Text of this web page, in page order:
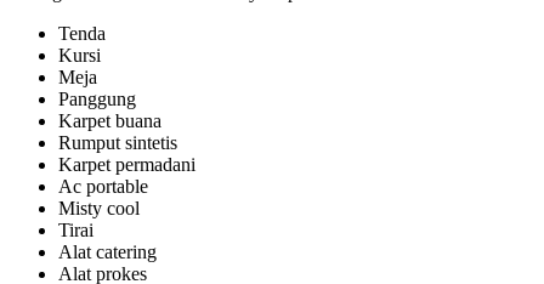
Tenda
Kursi
Meja
Panggung
Karpet buana
Rumput sintetis
Karpet permadani
Ac portable
Misty cool
Tirai
Alat catering
Alat prokes